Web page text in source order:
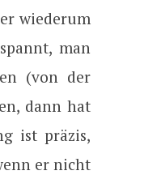
wiederum
man
(von der
dann hat
ist präzis,
er nicht